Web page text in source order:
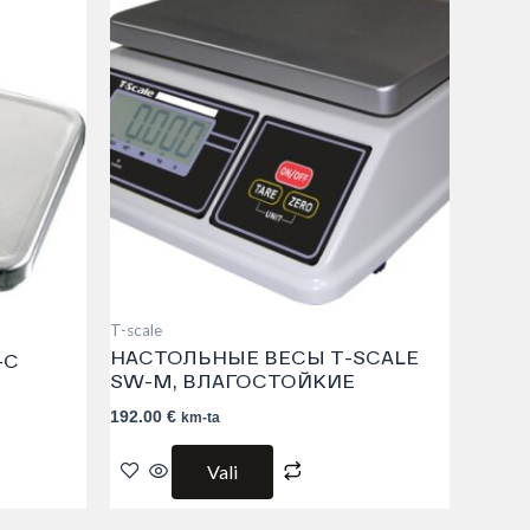
T-scale
НАСТОЛЬНЫЕ ВЕСЫ T-SCALE
SW-M, ВЛАГОСТОЙКИЕ
192.00 € km-ta
Vali
variants.
The
options
may
chosen
on
the
product
page